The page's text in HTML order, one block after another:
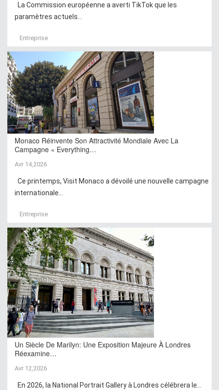
La Commission européenne a averti TikTok que les
paramètres actuels...
Entreprise
Monaco Réinvente Son Attractivité Mondiale Avec La
Campagne « Everything…
Avr 14,2026
Ce printemps, Visit Monaco a dévoilé une nouvelle campagne
internationale...
Entreprise
Un Siècle De Marilyn: Une Exposition Majeure À Londres
Réexamine…
Avr 12,2026
En 2026, la National Portrait Gallery à Londres célébrera le...